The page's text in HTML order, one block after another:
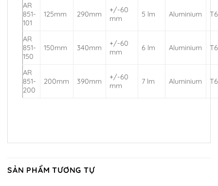
AR
851-
101
125mm 290mm
+/-60
mm
5 lm Aluminium T6
AR
851-
150
150mm 340mm
+/-60
mm
6 lm Aluminium T6
AR
851-
200
200mm 390mm
+/-60
mm
7 lm Aluminium T6
SẢN PHẨM TƯƠNG TỰ